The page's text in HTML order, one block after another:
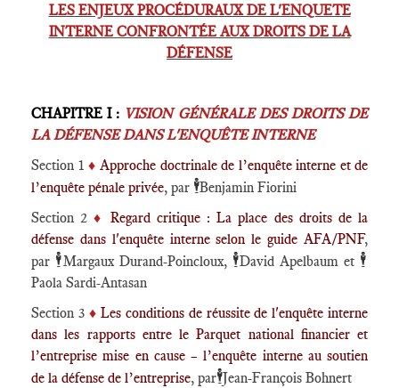
LES ENJEUX PROCÉDURAUX DE L'ENQUETE
INTERNE CONFRONTÉE AUX DROITS DE LA
DÉFENSE
CHAPITRE I : VISION GÉNÉRALE DES DROITS DE
LA DÉFENSE DANS L'ENQUÊTE INTERNE
Section 1 ♦️ Approche doctrinale de l’enquête interne et de
l’enquête pénale privée, par 🕴️Benjamin Fiorini
Section 2♦️ Regard critique : La place des droits de la
défense dans l'enquête interne selon le guide AFA/PNF,
par 🕴️Margaux Durand-Poincloux, 🕴️David Apelbaum et 🕴️
Paola Sardi-Antasan
Section 3 ♦️ Les conditions de réussite de l'enquête interne
dans les rapports entre le Parquet national financier et
l’entreprise mise en cause – l’enquête interne au soutien
de la défense de l’entreprise, par🕴️Jean-François Bohnert